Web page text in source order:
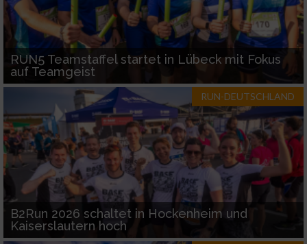
RUN5 Teamstaffel startet in Lübeck mit Fokus
auf Teamgeist
RUN-DEUTSCHLAND
B2Run 2026 schaltet in Hockenheim und
Kaiserslautern hoch